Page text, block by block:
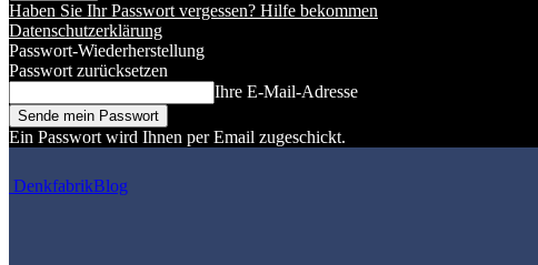
Haben Sie Ihr Passwort vergessen? Hilfe bekommen
Datenschutzerklärung
Passwort-Wiederherstellung
Passwort zurücksetzen
Ihre E-Mail-Adresse
Ein Passwort wird Ihnen per Email zugeschickt.
DenkfabrikBlog